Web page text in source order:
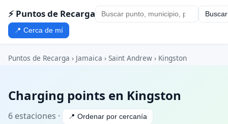
⚡ Puntos de Recarga Buscar
📍 Cerca de mí
Puntos de Recarga › Jamaica › Saint Andrew › Kingston
Charging points en Kingston
6 estaciones · 📍 Ordenar por cercanía